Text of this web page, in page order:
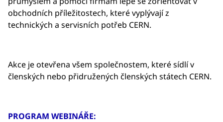
obchodních příležitostech, které vyplývají z
technických a servisních potřeb CERN.
Akce je otevřena všem společnostem, které sídlí v
členských nebo přidružených členských státech CERN.
PROGRAM WEBINÁŘE: